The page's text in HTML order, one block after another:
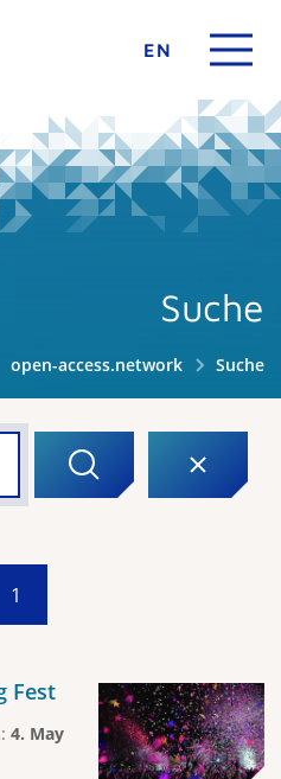
EN
Suche
open-access.network Suche
1
Fest
4. May